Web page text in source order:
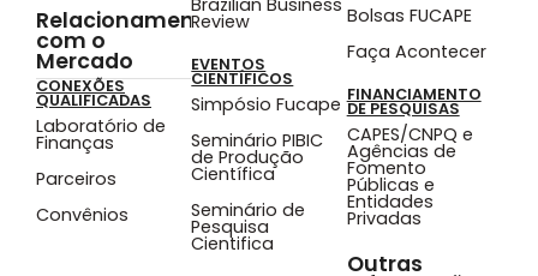
Relacionamento
com o
Mercado
CONEXÕES
QUALIFICADAS
Laboratório de
Finanças
Parceiros
Convênios
Brazilian Business
Review
EVENTOS
CIENTÍFICOS
Simpósio Fucape
Seminário PIBIC
de Produção
Científica
Seminário de
Pesquisa
Cientifica
Bolsas FUCAPE
Faça Acontecer
FINANCIAMENTO
DE PESQUISAS
CAPES/CNPQ e
Agências de
Fomento
Públicas e
Entidades
Privadas
Outras